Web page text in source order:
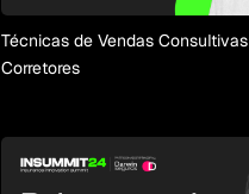
Técnicas de Vendas
Corretores